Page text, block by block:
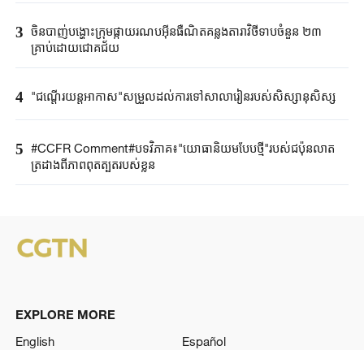
3 ចិនបាញ់បង្ហោះ​ក្រុម​ផ្កាយរណប​​អ៊ីនធឺណិត​គន្លងតារាវិថីទាប​ចំនួន ២៣
គ្រាប់ដោយ​ជោគជ័យ​
4 "ជណ្តើរយន្ត​អាកាស"​សម្រួលដល់ការទៅ​សាលារៀន​របស់​សិស្សានុសិស្ស​​
5 #CCFR Comment#បទវិភាគ៖"យោធានិយមបែបថ្មី"របស់ជប៉ុនលាត
ត្រដាងពីភាពពុតត្បុតរបស់ខ្លួន
EXPLORE MORE
English
Español